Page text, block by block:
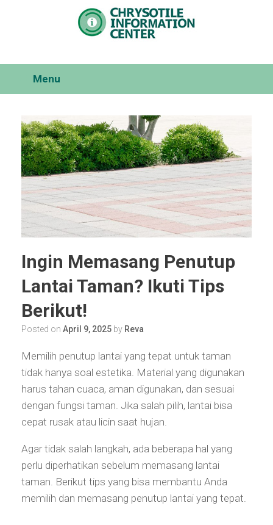
Menu
Ingin Memasang Penutup
Lantai Taman? Ikuti Tips
Berikut!
Posted on April 9, 2025 by Reva
Memilih penutup lantai yang tepat untuk taman
tidak hanya soal estetika. Material yang digunakan
harus tahan cuaca, aman digunakan, dan sesuai
dengan fungsi taman. Jika salah pilih, lantai bisa
cepat rusak atau licin saat hujan.
Agar tidak salah langkah, ada beberapa hal yang
perlu diperhatikan sebelum memasang lantai
taman. Berikut tips yang bisa membantu Anda
memilih dan memasang penutup lantai yang tepat.